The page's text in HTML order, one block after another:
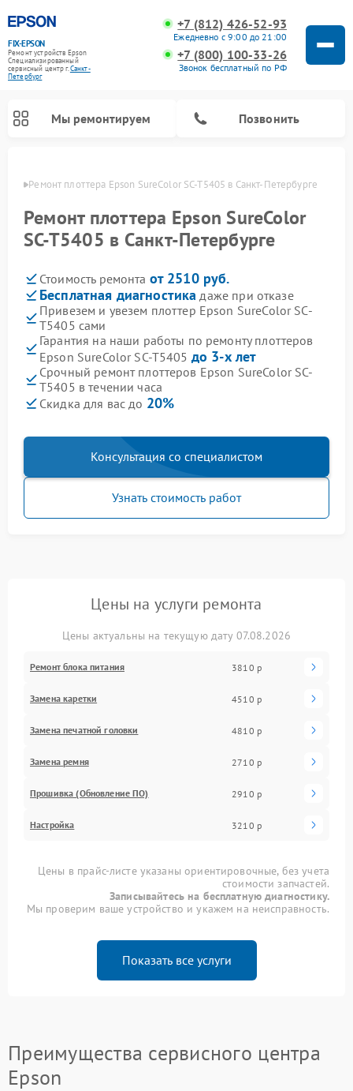
FIX-EPSON
Ремонт устройств Epson
Специализированный
cервисный центр г.Санкт-
Петербург
+7 (812) 426-52-93
Ежедневно с 9:00 до 21:00
+7 (800) 100-33-26
Звонок бесплатный по РФ
Мы ремонтируем Позвонить
Ремонт плоттера Epson SureColor SC-T5405 в Санкт-Петербурге
Ремонт плоттера Epson SureColor
SC-T5405 в Санкт-Петербурге
Стоимость ремонта от 2510 руб.
Бесплатная диагностика даже при отказе
Привезем и увезем плоттер Epson SureColor SC-
T5405 сами
Гарантия на наши работы по ремонту плоттеров
Epson SureColor SC-T5405 до 3-х лет
Срочный ремонт плоттеров Epson SureColor SC-
T5405 в течении часа
Скидка для вас до 20%
Консультация со специалистом
Узнать стоимость работ
Цены на услуги ремонта
Цены актуальны на текущую дату 07.08.2026
Ремонт блока питания 3810 р
Замена каретки 4510 р
Замена печатной головки 4810 р
Замена ремня 2710 р
Прошивка (Обновление ПО) 2910 р
Настройка 3210 р
Цены в прайс-листе указаны ориентировочные, без учета
стоимости запчастей.
Записывайтесь на бесплатную диагностику.
Мы проверим ваше устройство и укажем на неисправность.
Показать все услуги
Преимущества сервисного центра
Epson